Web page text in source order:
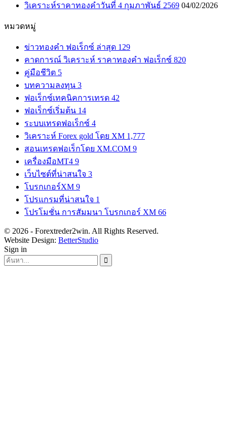
วิเคราะห์ราคาทองคำวันที่ 4 กุมภาพันธ์ 2569 04/02/2026
หมวดหมู่
ข่าวทองคำ ฟอเร็กซ์ ล่าสุด 129
คาดการณ์ วิเคราะห์ ราคาทองคำ ฟอเร็กซ์ 820
คู่มือชีวิต 5
บทความลงทุน 3
ฟอเร็กซ์เทคนิคการเทรด 42
ฟอเร็กซ์เริ่มต้น 14
ระบบเทรดฟอเร็กซ์ 4
วิเคราะห์ Forex gold โดย XM 1,777
สอนเทรดฟอเร็กโดย XM.COM 9
เครื่องมือMT4 9
เว็บไซต์ที่น่าสนใจ 3
โบรกเกอร์XM 9
โปรแกรมที่น่าสนใจ 1
โปรโมชั่น การสัมมนา โบรกเกอร์ XM 66
© 2026 - Forextreder2win. All Rights Reserved.
Website Design: BetterStudio
Sign in